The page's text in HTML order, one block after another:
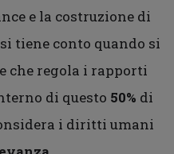
e la costruzione di
tiene conto quando si
che regola i rapporti
di questo 50% di
i diritti umani